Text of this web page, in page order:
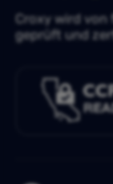
Croxy wird
geprüft und